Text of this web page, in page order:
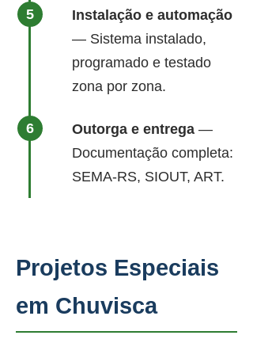
Instalação e automação
— Sistema instalado,
programado e testado
zona por zona.
Outorga e entrega —
Documentação completa:
SEMA-RS, SIOUT, ART.
Projetos Especiais
em Chuvisca